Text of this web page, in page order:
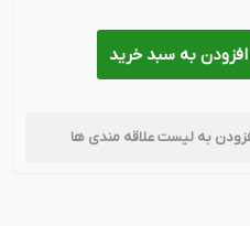
افزودن به سبد خرید
به لیست علاقه مندی ها